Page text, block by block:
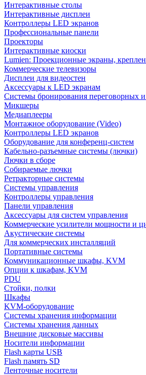
Интерактивные столы
Интерактивные дисплеи
Контроллеры LED экранов
Профессиональные панели
Проекторы
Интерактивные киоски
Lumien: Проекционные экраны,
Коммерческие телевизоры
Дисплеи для видеостен
Аксессуары к LED экранам
Системы бронирования переговорных
Микшеры
Медиаплееры
Монтажное оборудование (Video)
Контроллеры LED экранов
Оборудование для конференц-систем
Кабельно-разъемные системы (лючки)
Лючки в сборе
Собираемые лючки
Ретракторные системы
Системы управления
Контроллеры управления
Панели управления
Аксессуары для систем управления
Коммерческие усилители мощности и
Акустические системы
Для коммерческих инсталляций
Портативные системы
Коммуникационные шкафы, KVM
Опции к шкафам, KVM
PDU
Стойки, полки
Шкафы
KVM-оборудование
Системы хранения информации
Системы хранения данных
Внешние дисковые массивы
Носители информации
Flash карты USB
Flash память SD
Ленточные носители